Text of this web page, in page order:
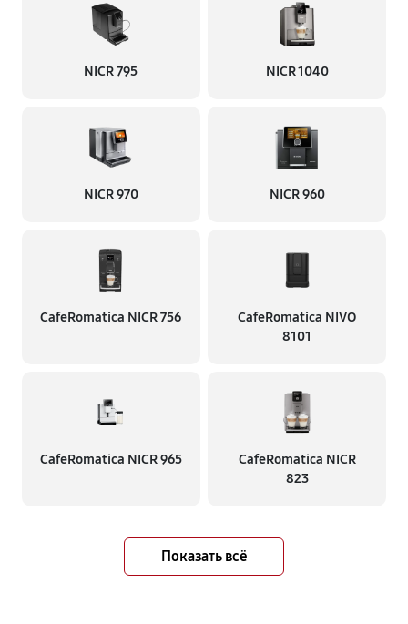
NICR 795 NICR 1040
NICR 970 NICR 960
CafeRomatica NICR 756
CafeRomatica NIVO
8101
CafeRomatica NICR 965
CafeRomatica NICR
823
Показать всё